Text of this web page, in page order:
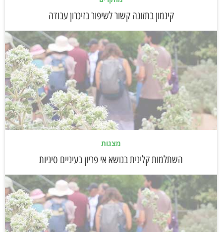
קינמון בתזונה קשור לשיפור בזיכרון עבודה
מצגות
השתלמות קלינית בנושא אי פריון בעיניים סיניות